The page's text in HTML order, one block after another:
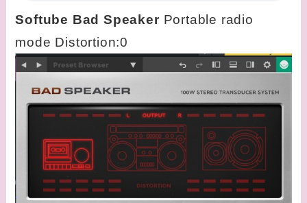
Softube Bad Speaker Portable radio
mode Distortion:0